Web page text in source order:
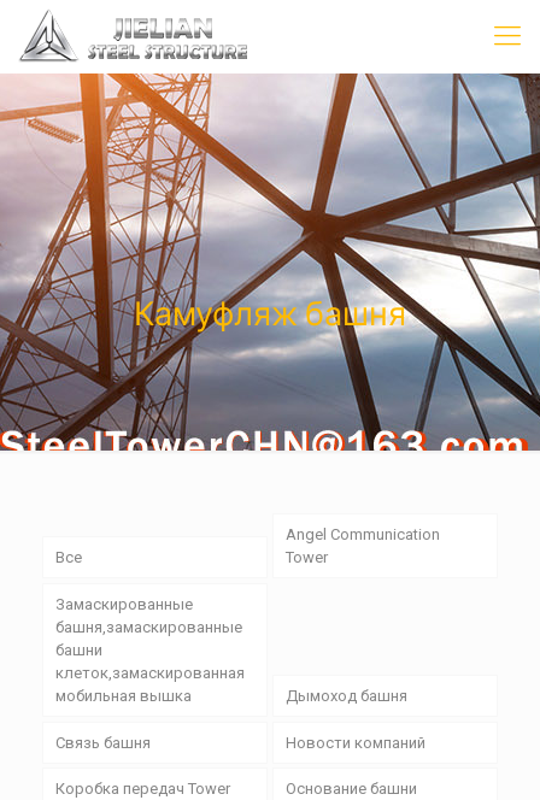
Камуфляж башня
Все
Angel Communication
Tower
Замаскированные
башня,замаскированные
башни
клеток,замаскированная
мобильная вышка
Дымоход башня
Связь башня Новости компаний
Коробка передач Tower
Основание башни